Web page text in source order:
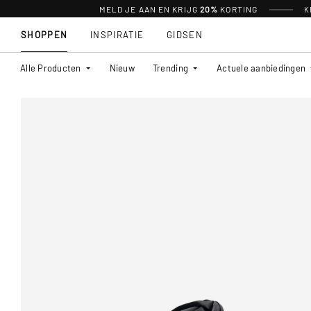
MELD JE AAN EN KRIJG 20% KORTING
SHOPPEN
Alle Producten Nieuw Trending Actuele aanbiedingen
INSPIRATIE GIDSEN